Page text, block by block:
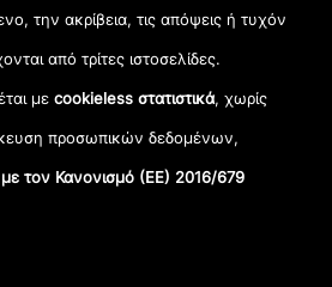
την ακρίβεια, τις απόψεις ή τυχόν
από τρίτες ιστοσελίδες.
μεcookieless στατιστικά, χωρίς
προσωπικών δεδομένων,
τον Κανονισμό (ΕΕ) 2016/679